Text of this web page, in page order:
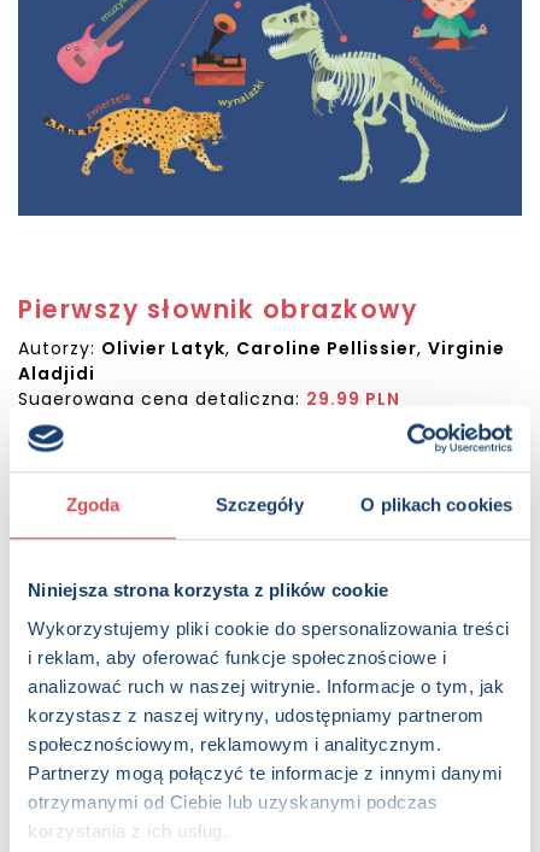
Zgoda Szczegóły O plikach cookies
Niniejsza strona korzysta z plików cookie
Wykorzystujemy pliki cookie do spersonalizowania treści
i reklam, aby oferować funkcje społecznościowe i
analizować ruch w naszej witrynie. Informacje o tym, jak
korzystasz z naszej witryny, udostępniamy partnerom
społecznościowym, reklamowym i analitycznym.
Partnerzy mogą połączyć te informacje z innymi danymi
otrzymanymi od Ciebie lub uzyskanymi podczas
korzystania z ich usług.
Pierwszy słownik obrazkowy
Autorzy: Olivier Latyk, Caroline Pellissier, Virginie
Aladjidi
Sugerowana cena detaliczna: 29.99 PLN
Dostępna:
OPIS
Idealna publikacja, dzięki której łatwiej będzie odkrywać i
poznawać świat! Dzieci znajdą tu 400 realistycznych
ilustracji i ponad 1000 haseł pozwalających wzbogacić
słownictwo dotyczące różnorodnych tematów, takich jak:
ciało człowieka, sławni ludzie, wynalazki, sport, środki
transportu, kosmos, zjawiska pogodowe czy fauna i flora.
Strony:88 , Format: 21x26,5 cm